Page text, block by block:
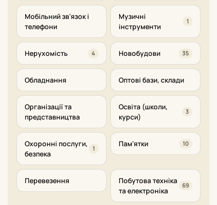
Мобільний зв'язок і
телефони
Музичні
інструменти
1
Нерухомість 4 Новобудови 35
Обладнання Оптові бази, склади
Організації та
представництва
Освіта (школи,
курси)
3
Охоронні послуги,
безпека
1
Пам'ятки 10
Перевезення
Побутова техніка
та електроніка
69